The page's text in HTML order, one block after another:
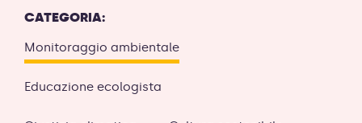
CATEGORIA:
Monitoraggio ambientale
Educazione ecologista